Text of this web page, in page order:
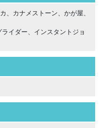
、カナメストーン、かが屋、
イダー、インスタントジョ